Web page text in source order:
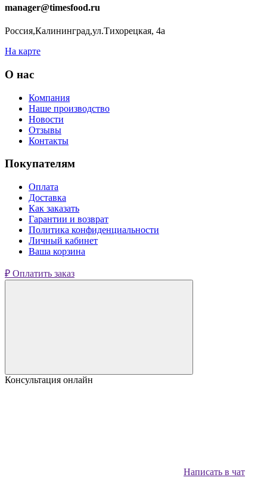
manager@timesfood.ru
Россия,Калининград,ул.Тихорецкая, 4а
На карте
О нас
Компания
Наше производство
Новости
Отзывы
Контакты
Покупателям
Оплата
Доставка
Как заказать
Гарантии и возврат
Политика конфиденциальности
Личный кабинет
Ваша корзина
₽ Оплатить заказ
Консультация онлайн
Написать в чат